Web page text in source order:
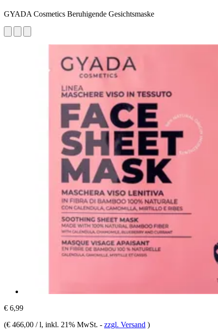
GYADA Cosmetics Beruhigende Gesichtsmaske
€ 6,99
(€ 466,00 / l, inkl. 21% MwSt. - zzgl. Versand )